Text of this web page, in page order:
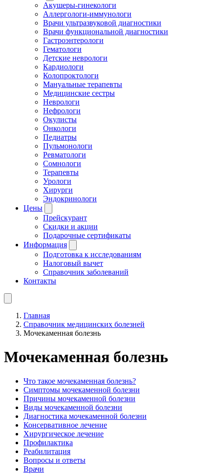
Акушеры-гинекологи
Аллергологи-иммунологи
Врачи ультразвуковой диагностики
Врачи функциональной диагностики
Гастроэнтерологи
Гематологи
Детские неврологи
Кардиологи
Колопроктологи
Мануальные терапевты
Медицинские сестры
Неврологи
Нефрологи
Окулисты
Онкологи
Педиатры
Пульмонологи
Ревматологи
Сомнологи
Терапевты
Урологи
Хирурги
Эндокринологи
Цены
Прейскурант
Скидки и акции
Подарочные сертификаты
Информация
Подготовка к исследованиям
Налоговый вычет
Справочник заболеваний
Контакты
Главная
Справочник медицинских болезней
Мочекаменная болезнь
Мочекаменная болезнь
Что такое мочекаменная болезнь?
Симптомы мочекаменной болезни
Причины мочекаменной болезни
Виды мочекаменной болезни
Диагностика мочекаменной болезни
Консервативное лечение
Хирургическое лечение
Профилактика
Реабилитация
Вопросы и ответы
Врачи